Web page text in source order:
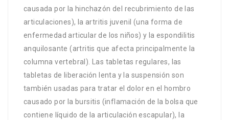
causada por la hinchazón del recubrimiento de las
articulaciones), la artritis juvenil (una forma de
enfermedad articular de los niños) y la espondilitis
anquilosante (artritis que afecta principalmente la
columna vertebral). Las tabletas regulares, las
tabletas de liberación lenta y la suspensión son
también usadas para tratar el dolor en el hombro
causado por la bursitis (inflamación de la bolsa que
contiene líquido de la articulación escapular), la